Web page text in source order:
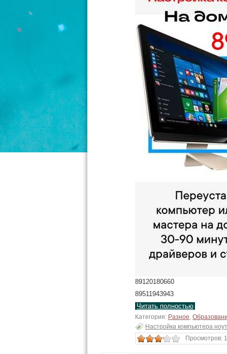
89120180660
89511943943
Читать полностью
Категория: Разное,
Настройка компьютера
Просмотров: